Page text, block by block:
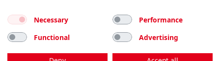
Necessary
Performance
Functional
Advertising